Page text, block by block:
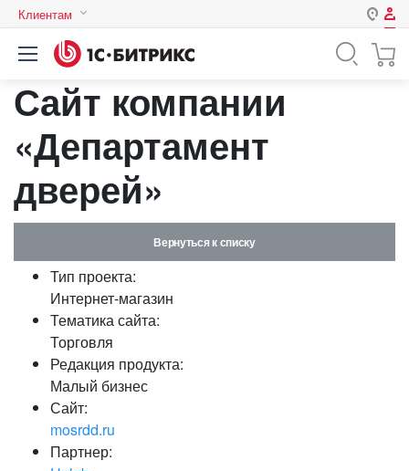
Клиентам
Авторизация
Логин
Запомнить меня на этом
Забыли свой пароль?
или войдите с помощью
Сайт компании
«Департамент
дверей»
Вернуться к списку
Тип проекта:
Интернет-магазин
Тематика сайта:
Торговля
Редакция продукта:
Малый бизнес
Сайт:
mosrdd.ru
Партнер: